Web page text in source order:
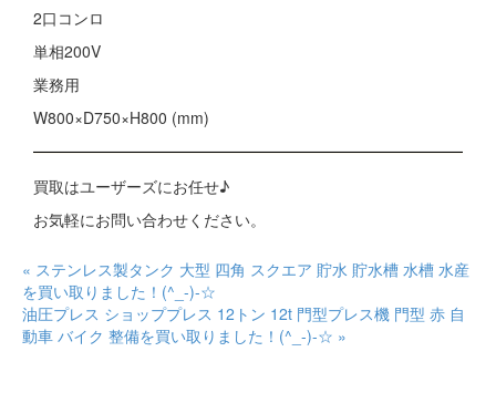
2口コンロ
単相200V
業務用
W800×D750×H800 (mm)
買取はユーザーズにお任せ♪
お気軽にお問い合わせください。
« ステンレス製タンク 大型 四角 スクエア 貯水 貯水槽 水槽 水産
を買い取りました！(^_-)-☆
油圧プレス ショッププレス 12トン 12t 門型プレス機 門型 赤 自
動車 バイク 整備を買い取りました！(^_-)-☆ »